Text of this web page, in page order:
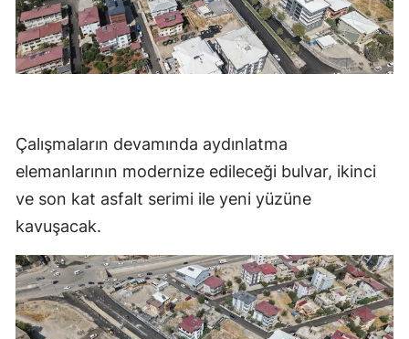
Çalışmaların devamında aydınlatma
elemanlarının modernize edileceği bulvar, ikinci
ve son kat asfalt serimi ile yeni yüzüne
kavuşacak.